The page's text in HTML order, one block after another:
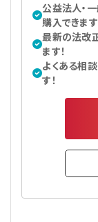
公益法人・
購入できます
最新の法改
ます！
よくある相
す！